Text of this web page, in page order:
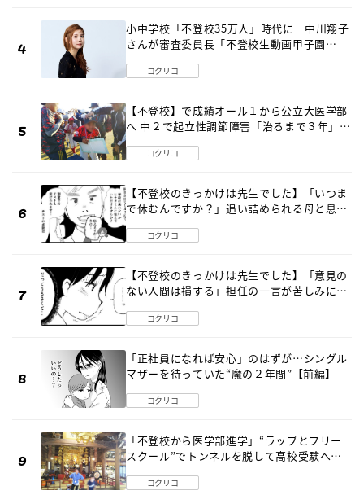
小中学校「不登校35万人」時代に 中川翔子
さんが審査委員長「不登校生動画甲子園
コクリコ
【不登校】で成績オール１から公立大医学部
へ 中２で起立性調節障害「治るまで３年」の
コクリコ
【不登校のきっかけは先生でした】「いつま
で休むんですか？」追い詰められる母と息子
コクリコ
【不登校のきっかけは先生でした】「意見の
ない人間は損する」担任の一言が苦しみに…
コクリコ
「正社員になれば安心」のはずが…シングル
マザーを待っていた“魔の２年間”【前編】
コクリコ
「不登校から医学部進学」“ラップとフリー
スクール”でトンネルを脱して高校受験へ
コクリコ